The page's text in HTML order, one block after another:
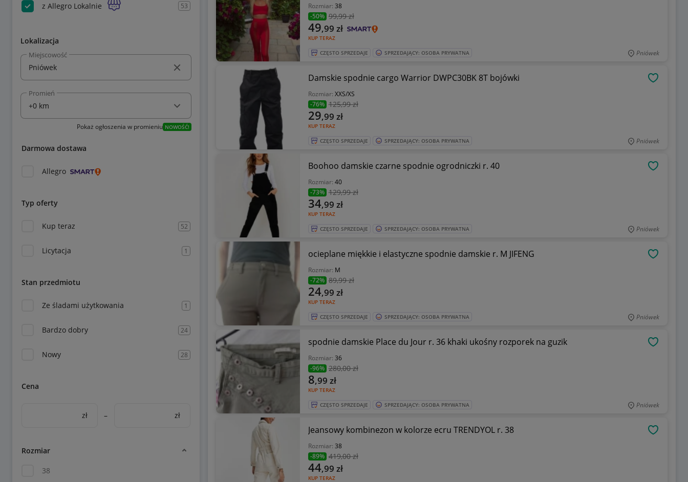
z Allegro Lokalnie 53
Lokalizacja
Miejscowość
Promień
Pokaż ogłoszenia w promieniu NOWOŚĆ!
Darmowa dostawa
Allegro
Typ oferty
Kup teraz 52
Licytacja 1
Stan przedmiotu
Ze śladami użytkowania 1
Bardzo dobry 24
Nowy 28
Cena
zł – zł
Rozmiar
38
Rozmiar: 38
-50% 99,99 zł
KUP TERAZ
49,99 zł
CZĘSTO SPRZEDAJE SPRZEDAJĄCY: OSOBA PRYWATNA Pniówek
Damskie spodnie cargo Warrior DWPC30BK 8T bojówki
Rozmiar: XXS/XS
-76% 125,99 zł
KUP TERAZ
29,99 zł
CZĘSTO SPRZEDAJE SPRZEDAJĄCY: OSOBA PRYWATNA Pniówek
Boohoo damskie czarne spodnie ogrodniczki r. 40
Rozmiar: 40
-73% 129,99 zł
KUP TERAZ
34,99 zł
CZĘSTO SPRZEDAJE SPRZEDAJĄCY: OSOBA PRYWATNA Pniówek
ocieplane miękkie i elastyczne spodnie damskie r. M JIFENG
Rozmiar: M
-72% 89,99 zł
KUP TERAZ
24,99 zł
CZĘSTO SPRZEDAJE SPRZEDAJĄCY: OSOBA PRYWATNA Pniówek
spodnie damskie Place du Jour r. 36 khaki ukośny rozporek na guzik
Rozmiar: 36
-96% 280,00 zł
KUP TERAZ
8,99 zł
CZĘSTO SPRZEDAJE SPRZEDAJĄCY: OSOBA PRYWATNA Pniówek
Jeansowy kombinezon w kolorze ecru TRENDYOL r. 38
Rozmiar: 38
-89% 419,00 zł
KUP TERAZ
44,99 zł